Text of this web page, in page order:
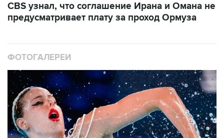
CBS узнал, что соглашение Ирана и Омана не
предусматривает плату за проход Ормуза
ФОТОГАЛЕРЕИ